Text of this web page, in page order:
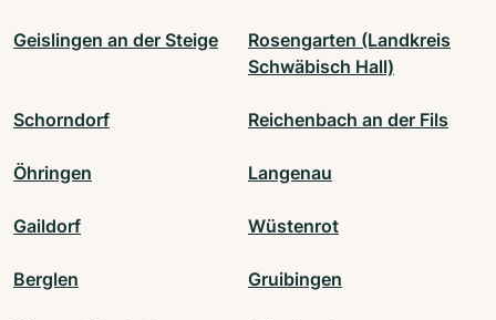
Geislingen an der Steige
Rosengarten (Landkreis
Schwäbisch Hall)
Schorndorf Reichenbach an der Fils
Öhringen Langenau
Gaildorf Wüstenrot
Berglen Gruibingen